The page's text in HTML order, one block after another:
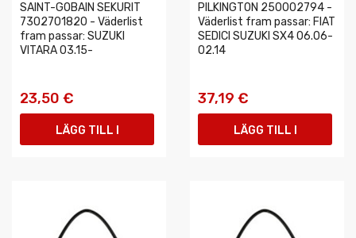
SAINT-GOBAIN SEKURIT
7302701820 - Väderlist
fram passar: SUZUKI
VITARA 03.15-
23,50 €
LÄGG TILL I
PILKINGTON 250002794 -
Väderlist fram passar: FIAT
SEDICI SUZUKI SX4 06.06-
02.14
37,19 €
LÄGG TILL I